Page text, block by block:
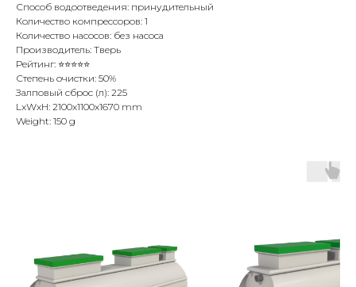
Способ водоотведения: принудительный
Количество компрессоров: 1
Количество насосов: без насоса
Производитель: Тверь
Рейтинг: ⭐⭐⭐⭐⭐
Степень очистки: 50%
Залповый сброс (л): 225
LxWxH: 2100x1100x1670 mm
Weight: 150 g